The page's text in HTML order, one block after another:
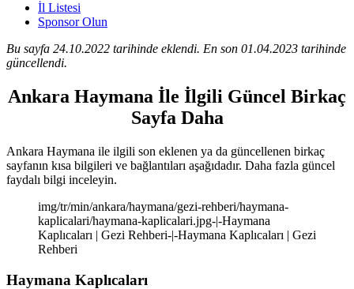
İl Listesi
Sponsor Olun
Bu sayfa 24.10.2022 tarihinde eklendi. En son 01.04.2023 tarihinde
güncellendi.
Ankara Haymana İle İlgili Güncel Birkaç
Sayfa Daha
Ankara Haymana ile ilgili son eklenen ya da güncellenen birkaç
sayfanın kısa bilgileri ve bağlantıları aşağıdadır. Daha fazla güncel
faydalı bilgi inceleyin.
img/tr/min/ankara/haymana/gezi-rehberi/haymana-
kaplicalari/haymana-kaplicalari.jpg-|-Haymana
Kaplıcaları | Gezi Rehberi-|-Haymana Kaplıcaları | Gezi
Rehberi
Haymana Kaplıcaları